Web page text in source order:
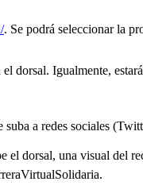
. Se podrá seleccionar la
Igualmente,
a redes sociales
dorsal, una visual del